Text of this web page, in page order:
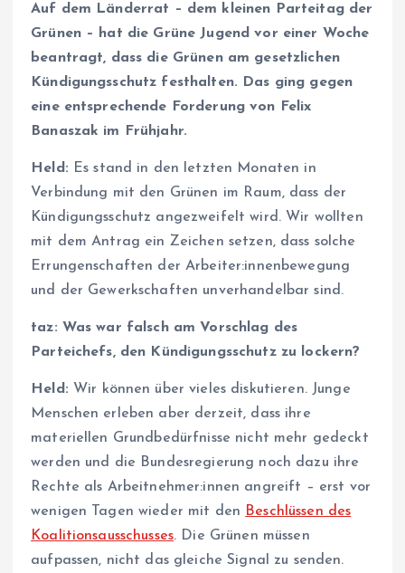
Auf dem Länderrat – dem kleinen Parteitag der
Grünen – hat die Grüne Jugend vor einer Woche
beantragt, dass die Grünen am gesetzlichen
Kündigungsschutz festhalten. Das ging gegen
eine entsprechende Forderung von Felix
Banaszak im Frühjahr.
Held: Es stand in den letzten Monaten in
Verbindung mit den Grünen im Raum, dass der
Kündigungsschutz angezweifelt wird. Wir wollten
mit dem Antrag ein Zeichen setzen, dass solche
Errungenschaften der Ar­bei­te­r:in­nen­be­we­gung
und der Gewerkschaften unverhandelbar sind.
taz: Was war falsch am Vorschlag des
Parteichefs, den Kündigungsschutz zu lockern?
Held: Wir können über vieles diskutieren. Junge
Menschen erleben aber derzeit, dass ihre
materiellen Grundbedürfnisse nicht mehr gedeckt
werden und die Bundesregierung noch dazu ihre
Rechte als Ar­beit­neh­me­r:in­nen angreift – erst vor
wenigen Tagen wieder mit den Beschlüssen des
Koalitionsausschusses. Die Grünen müssen
aufpassen, nicht das gleiche Signal zu senden.